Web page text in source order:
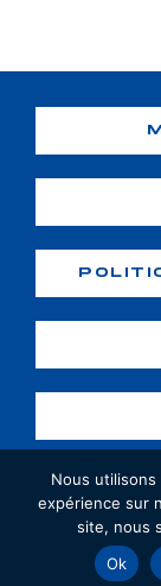
Nous
expérience sur
site, nous
Ok